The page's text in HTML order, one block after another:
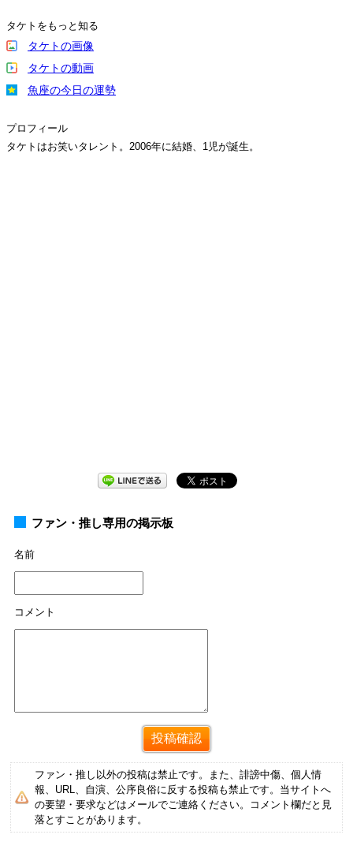
タケトをもっと知る
タケトの画像
タケトの動画
魚座の今日の運勢
プロフィール
タケトはお笑いタレント。2006年に結婚、1児が誕生。
ファン・推し専用の掲示板
名前
コメント
ファン・推し以外の投稿は禁止です。また、誹謗中傷、個人情
報、URL、自演、公序良俗に反する投稿も禁止です。当サイトへ
の要望・要求などはメールでご連絡ください。コメント欄だと見
落とすことがあります。